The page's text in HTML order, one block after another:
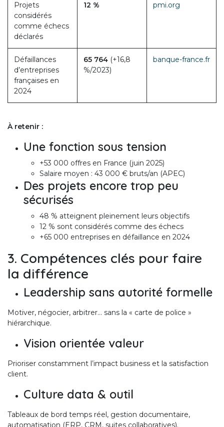
Projets
considérés
comme échecs
déclarés
12 % pmi.org
Défaillances
d’entreprises
françaises en
2024
65 764 (+16,8
%/2023)
banque-france.fr
À retenir :
Une fonction sous tension
+53 000 offres en France (juin 2025)
Salaire moyen : 43 000 € bruts/an (APEC)
Des projets encore trop peu
sécurisés
48 % atteignent pleinement leurs objectifs
12 % sont considérés comme des échecs
+65 000 entreprises en défaillance en 2024
3. Compétences clés pour faire
la différence
Leadership sans autorité formelle
Motiver, négocier, arbitrer… sans la « carte de police »
hiérarchique.
Vision orientée valeur
Prioriser constamment l’impact business et la satisfaction
client.
Culture data & outil
Tableaux de bord temps réel, gestion documentaire,
automatisation (ERP, CRM, suites collaboratives).